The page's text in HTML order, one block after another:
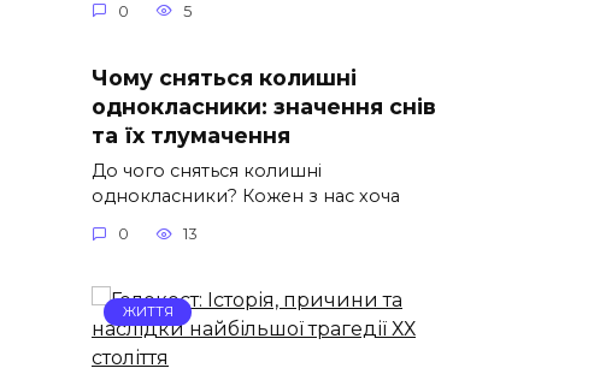
0 5
Чому сняться колишні
однокласники: значення снів
та їх тлумачення
До чого сняться колишні
однокласники? Кожен з нас хоча
0 13
ЖИТТЯ